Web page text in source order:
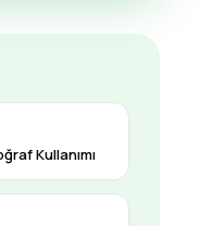
Kullanımı